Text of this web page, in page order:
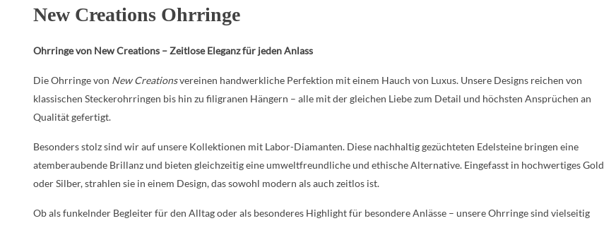
New Creations Ohrringe
Ohrringe von New Creations – Zeitlose Eleganz für jeden Anlass
Die Ohrringe von New Creationsvereinen handwerkliche Perfektion mit einem Hauch von Luxus. Unsere Designs reichen von
klassischen Steckerohrringen bis hin zu filigranen Hängern – alle mit der gleichen Liebe zum Detail und höchsten Ansprüchen an
Qualität gefertigt.
Besonders stolz sind wir auf unsere Kollektionen mit Labor-Diamanten. Diese nachhaltig gezüchteten Edelsteine bringen eine
atemberaubende Brillanz und bieten gleichzeitig eine umweltfreundliche und ethische Alternative. Eingefasst in hochwertiges Gold
oder Silber, strahlen sie in einem Design, das sowohl modern als auch zeitlos ist.
Ob als funkelnder Begleiter für den Alltag oder als besonderes Highlight für besondere Anlässe – unsere Ohrringe sind vielseitig